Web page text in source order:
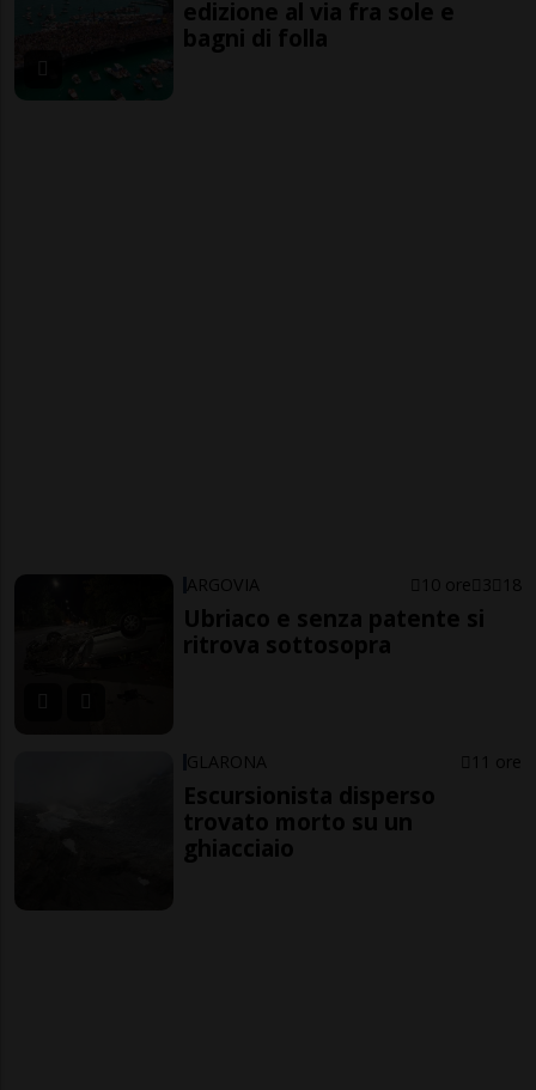
edizione al via fra sole e
bagni di folla
ARGOVIA 10 ore 3 18
Ubriaco e senza patente si
ritrova sottosopra
GLARONA 11 ore
Escursionista disperso
trovato morto su un
ghiacciaio